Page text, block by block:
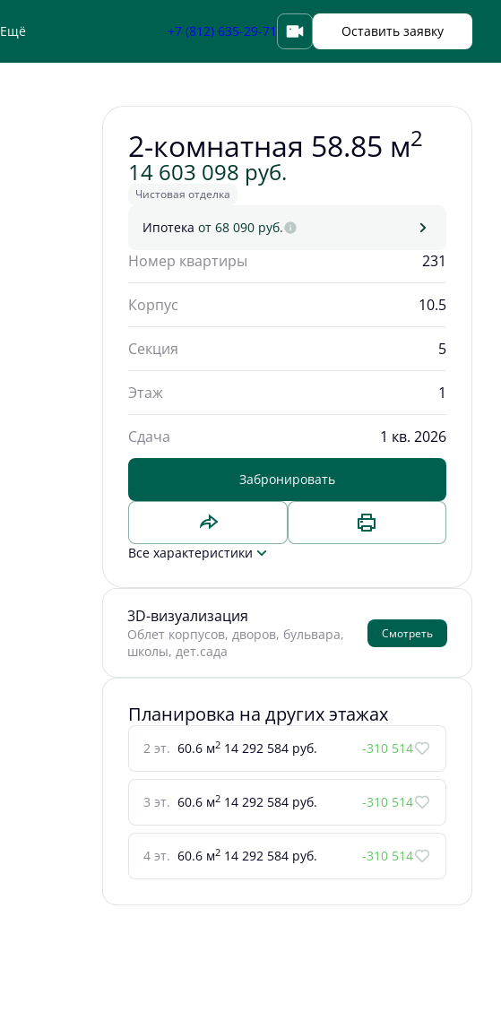
Ещё +7 (812) 635-29-71 Оставить заявку
Забронировать
2-комнатная 58.85 м2
14 603 098 руб.
Чистовая отделка
Ипотека от 68 090 руб.
Номер квартиры 231
Корпус 10.5
Секция 5
Этаж 1
Сдача 1 кв. 2026
Забронировать
Все характеристики
3D-визуализация
Облет корпусов, дворов, бульвара,
школы, дет.сада
Смотреть
Планировка на других этажах
2 эт. 60.6 м2 14 292 584 руб. -310 514
3 эт. 60.6 м2 14 292 584 руб. -310 514
4 эт. 60.6 м2 14 292 584 руб. -310 514